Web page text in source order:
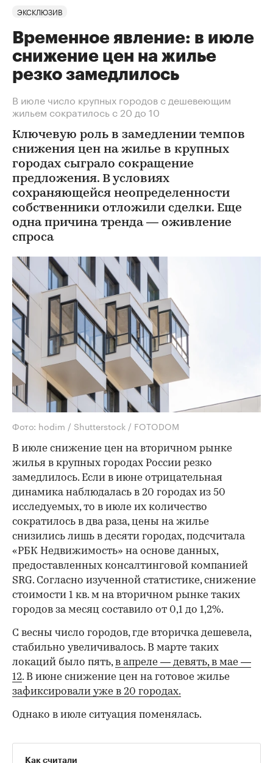
ЭКСКЛЮЗИВ
Временное явление: в июле
снижение цен на жилье
резко замедлилось
В июле число крупных городов с дешевеющим
жильем сократилось с 20 до 10
Ключевую роль в замедлении темпов
снижения цен на жилье в крупных
городах сыграло сокращение
предложения. В условиях
сохраняющейся неопределенности
собственники отложили сделки. Еще
одна причина тренда — оживление
спроса
Фото: hodim / Shutterstock / FOTODOM
В июле снижение цен на вторичном рынке
жилья в крупных городах России резко
замедлилось. Если в июне отрицательная
динамика наблюдалась в 20 городах из 50
исследуемых, то в июле их количество
сократилось в два раза, цены на жилье
снизились лишь в десяти городах, подсчитала
«РБК Недвижимость» на основе данных,
предоставленных консалтинговой компанией
SRG. Согласно изученной статистике, снижение
стоимости 1 кв. м на вторичном рынке таких
городов за месяц составило от 0,1 до 1,2%.
С весны число городов, где вторичка дешевела,
стабильно увеличивалось. В марте таких
локаций было пять,в апреле — девять,в мае —
12. В июне снижение цен на готовое жилье
зафиксировали уже в 20 городах.
Однако в июле ситуация поменялась.
Как считали